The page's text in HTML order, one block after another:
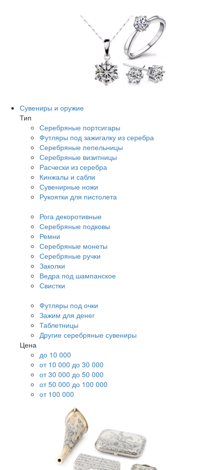
Сувениры и оружие
Тип
Серебряные портсигары
Футляры под зажигалку из серебра
Серебряные пепельницы
Серебряные визитницы
Расчески из серебра
Кинжалы и сабли
Сувенирные ножи
Рукоятки для пистолета
Рога декоротивные
Серебряные подковы
Ремни
Серебряные монеты
Серебряные ручки
Заколки
Ведра под шампанское
Свистки
Футляры под очки
Зажим для денег
Таблетницы
Другие серебряные сувениры
Цена
до 10 000
от 10 000 до 30 000
от 30 000 до 50 000
от 50 000 до 100 000
от 100 000